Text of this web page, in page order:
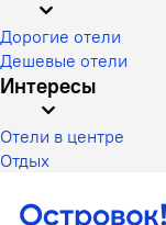
Дорогие отели
Дешевые отели
Интересы
Отели в центре
Отдых